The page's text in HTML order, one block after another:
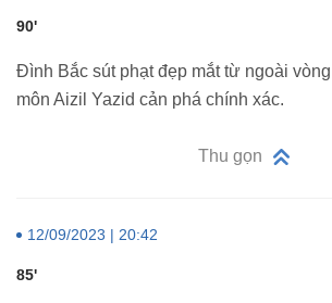
90'
Đình Bắc sút phạt đẹp mắt từ ngoài
môn Aizil Yazid cản phá chính xác.
Thu gọn
12/09/2023 | 20:42
85'